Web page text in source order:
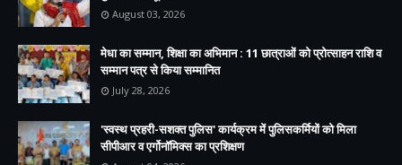
August 03, 2026
मेधा का सम्मान, शिक्षा का अभिमान : 11 छात्राओं को प्रोत्साहन राशि व
सम्मान पत्र से किया सम्मानित
July 28, 2026
'स्वस्थ प्रहरी-सशक्त पुलिस' कार्यक्रम में पुलिसकर्मियों को मिला
सीपीआर व एर्गोनॉमिक्स का प्रशिक्षण